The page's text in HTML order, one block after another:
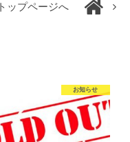
トップページへ
お知らせ